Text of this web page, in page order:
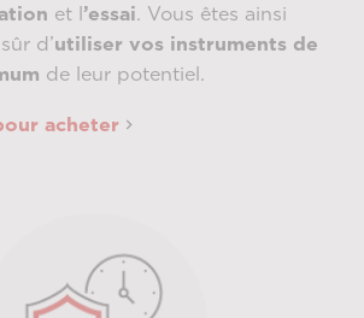
et l’essai. Vous êtes ainsi
d’utiliser vos instruments de
de leur potentiel.
acheter